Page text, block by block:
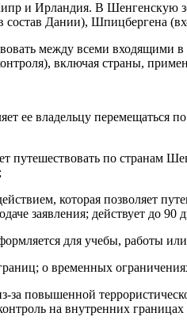
и Ирландия. В Шенгенскую
состав Дании), Шпицбергена
между всеми входящими
включая страны,
ее владельцу
путешествовать по странам
которая позволяет
заявления; действует до 90
для учебы, работы
о временных
повышенной
на внутренних